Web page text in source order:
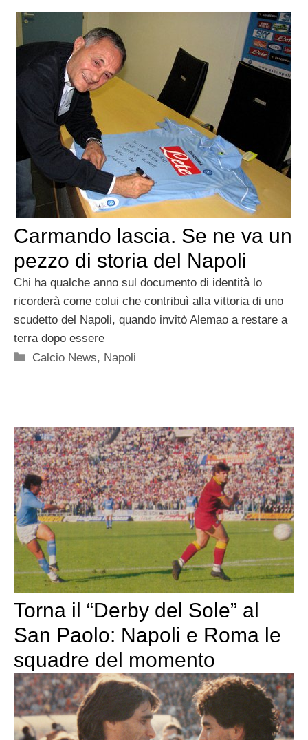
Carmando lascia. Se ne va un
pezzo di storia del Napoli
Chi ha qualche anno sul documento di identità lo
ricorderà come colui che contribuì alla vittoria di uno
scudetto del Napoli, quando invitò Alemao a restare a
terra dopo essere
Categorie
Calcio News, Napoli
Torna il “Derby del Sole” al
San Paolo: Napoli e Roma le
squadre del momento